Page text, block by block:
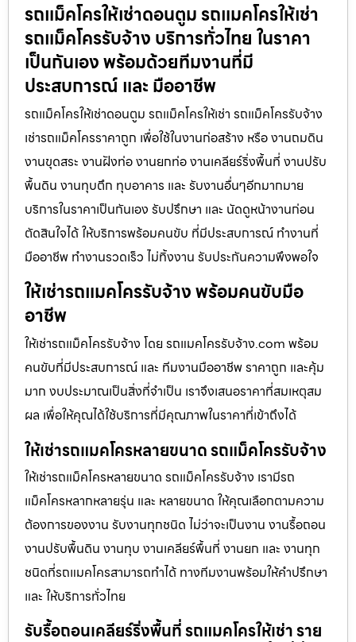
รถแม็คโครให้เช่าดอนตูม รถแมคโครให้เช่า
รถแม็คโครรับจ้าง บริการทั่วไทย ในราคา
เป็นกันเอง พร้อมด้วยทีมงานที่มี
ประสบการณ์ และ มืออาชีพ
รถแม็คโครให้เช่าดอนตูม รถแม็คโครให้เช่า รถแม็คโครรับจ้าง
เช่ารถแม็คโครราคาถูก เพื่อใช้ในงานก่อสร้าง หรือ งานถมดิน
งานขุดสระ งานฝังท่อ งานยกท่อ งานเคลียร์ริ่งพื้นที่ งานปรับ
พื้นดิน งานทุบตึก ทุบอาคาร และ รับงานอื่นๆอีกมากมาย
บริการในราคาเป็นกันเอง รับปรึกษา และ นัดดูหน้างานก่อน
ตัดสินใจได้ ให้บริการพร้อมคนขับ ที่มีประสบการณ์ ทำงานที่
มืออาชีพ ทำงานรวดเร็ว ไม่ทิ้งงาน รับประกันความพึงพอใจ
ให้เช่ารถแมคโครรับจ้าง พร้อมคนขับมือ
อาชีพ
ให้เช่ารถแม็คโครรับจ้าง โดย รถแมคโครรับจ้าง.com พร้อม
คนขับที่มีประสบการณ์ และ ทีมงานมืออาชีพ ราคาถูก และคุ้ม
มาก งบประมาณเป็นสิ่งที่จำเป็น เราจึงเสนอราคาที่สมเหตุสม
ผล เพื่อให้คุณได้ใช้บริการที่มีคุณภาพในราคาที่เข้าถึงได้
ให้เช่ารถแมคโครหลายขนาด รถแม็คโครรับจ้าง
ให้เช่ารถแม็คโครหลายขนาด รถแม็คโครรับจ้าง เรามีรถ
แม็คโครหลากหลายรุ่น และ หลายขนาด ให้คุณเลือกตามความ
ต้องการของงาน รับงานทุกชนิด ไม่ว่าจะเป็นงาน งานรื้อถอน
งานปรับพื้นดิน งานทุบ งานเคลียร์พื้นที่ งานยก และ งานทุก
ชนิดที่รถแมคโครสามารถทำได้ ทางทีมงานพร้อมให้คำปรึกษา
และ ให้บริการทั่วไทย
รับรื้อถอนเคลียร์ริ่งพื้นที่ รถแมคโครให้เช่า ราย